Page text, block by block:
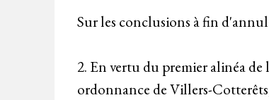
Sur les conclusions à fin
2. En vertu du premier alinéa
ordonnance de Villers-